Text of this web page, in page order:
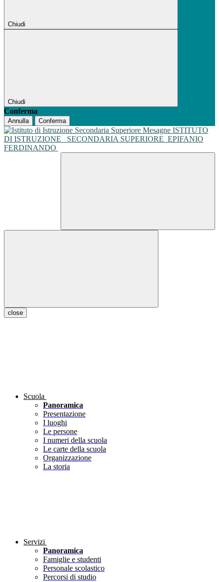
Chiudi
Chiudi
Conferma
Annulla Conferma
ISTITUTO
DI ISTRUZIONE
SECONDARIA SUPERIORE EPIFANIO
FERDINANDO
close
Scuola
Panoramica
Presentazione
I luoghi
Le persone
I numeri della scuola
Le carte della scuola
Organizzazione
La storia
Servizi
Panoramica
Famiglie e studenti
Personale scolastico
Percorsi di studio